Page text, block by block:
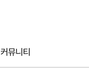
커뮤니티